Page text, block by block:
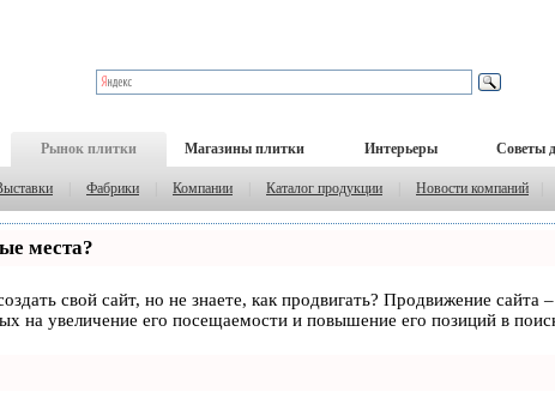
Рынок плитки Магазины плитки Интерьеры Советы
Фабрики Компании Каталог продукции Новости компаний
места?
свой сайт, но не знаете, как продвигать? Продвижение сайта
на увеличение его посещаемости и повышение его позиций в